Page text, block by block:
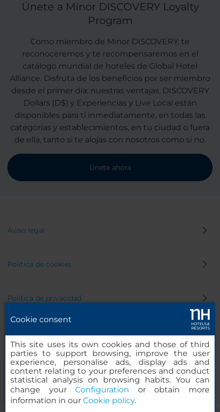
Únete a Minor DISCOVERY Loyalty
Program
Como miembro de Minor DISCOVERY, te
reconoceremos y te recompensaremos en el
catálogo mundial de hoteles de Global Hotel
Alliance. Disfruta de los beneficios por ser miembro
desde el primer día: nuestras ventajas, DISCOVERY
Dollars (D$) y Experiencias y Live Local están
disponibles para ti inmediatamente, en todas las
categorías y establecimientos, en tu ciudad o fuera
de ella, tanto si te alojas con nosotros como si no.
Únete ahora
Aviso legal
Política de cookies
Política de privacidad
Cookie consent
This site uses its own cookies and those of third
parties to support browsing, improve the user
experience, personalise ads, display ads and
content relating to your preferences and conduct
statistical analysis on browsing habits. You can
change yourConfiguration or obtain more
information in our Cookie policy.